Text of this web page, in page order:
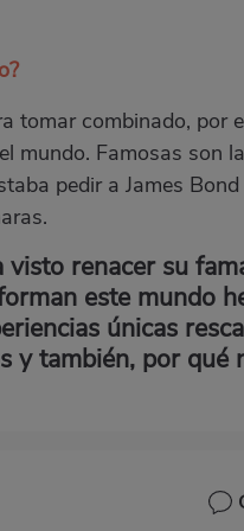
tomar combinado,
mundo. Famosas son
pedir a James
visto renacer su
este mundo
únicas
y también, por qué